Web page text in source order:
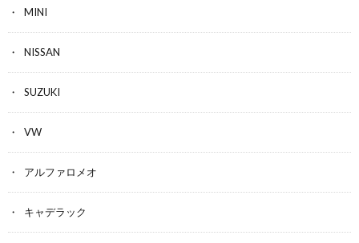
MINI
NISSAN
SUZUKI
VW
アルファロメオ
キャデラック